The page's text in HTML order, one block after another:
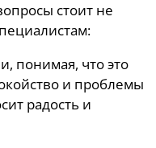
стоит не
понимая, что это
и проблемы
радость и